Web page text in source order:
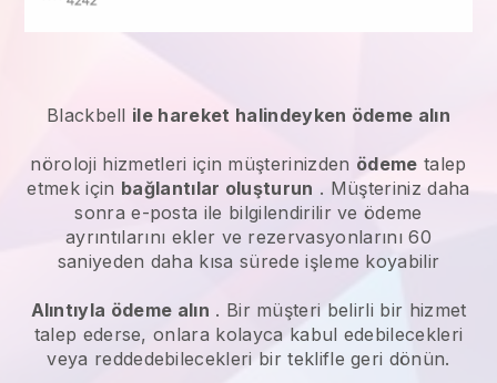
Blackbell ile hareket halindeyken ödeme alın
nöroloji hizmetleri için müşterinizden ödeme talep
etmek için bağlantılar oluşturun . Müşteriniz daha
sonra e-posta ile bilgilendirilir ve ödeme
ayrıntılarını ekler ve rezervasyonlarını 60
saniyeden daha kısa sürede işleme koyabilir
Alıntıyla ödeme alın . Bir müşteri belirli bir hizmet
talep ederse, onlara kolayca kabul edebilecekleri
veya reddedebilecekleri bir teklifle geri dönün.